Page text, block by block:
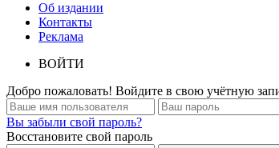
Об издании
Контакты
Реклама
ВОЙТИ
Добро пожаловать! Войдите в свою учётную
Вы забыли свой пароль?
Восстановите свой пароль